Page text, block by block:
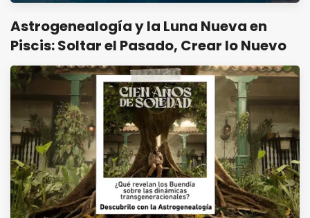
Astrogenealogía y la Luna Nueva en
Piscis: Soltar el Pasado, Crear lo Nuevo